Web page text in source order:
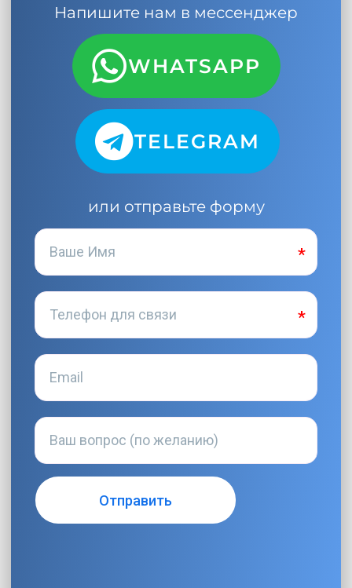
Напишите нам в мессенджер
WHATSAPP
TELEGRAM
или отправьте форму